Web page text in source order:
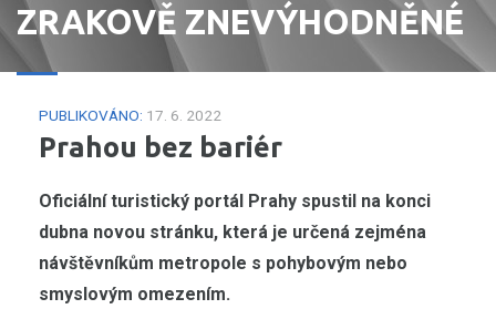
ZRAKOVĚ ZNEVÝHODNĚNÉ
PUBLIKOVÁNO: 17. 6. 2022
Prahou bez bariér
Oficiální turistický portál Prahy spustil na konci
dubna novou stránku, která je určená zejména
návštěvníkům metropole s pohybovým nebo
smyslovým omezením.